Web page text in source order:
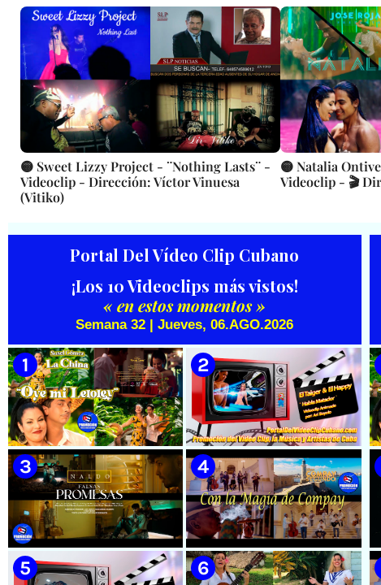
🟡 Sweet Lizzy Project - ¨Nothing Lasts¨ -
Videoclip - Dirección: Víctor Vinuesa
(Vitiko)
🟡 Natalia
Videoclip - 🎬
Portal Del Vídeo Clip Cubano
¡Los 10 Videoclips más vistos!
« en estos momentos »
Semana 32 | Jueves, 06.AGO.2026
🟡 Susel Gómez (La China) ||
¨Oye Mi Leloley¨ || Director:
Onelio Jesús Larralde González
|| Música popular bailable
cubana || Videoclip || CUBA
🟡 El Taiger & El Happy ||
¨Habla Matador¨ || Videoclip
Animado || Director: Arí Bayolo
|| Música Urbana Cubana ||
CUBA